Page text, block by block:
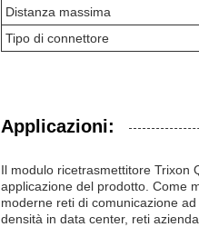
Distanza massima
Tipo di connettore
Applicazioni:
Il modulo ricetrasmettitore Trixon
applicazione del prodotto. Come
moderne reti di comunicazione
densità in data center, reti